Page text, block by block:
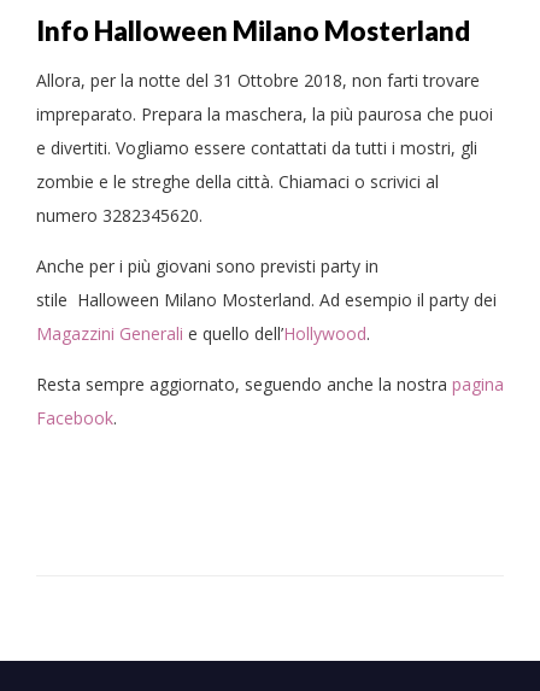
Info Halloween Milano Mosterland
Allora, per la notte del 31 Ottobre 2018, non farti trovare
impreparato. Prepara la maschera, la più paurosa che puoi
e divertiti. Vogliamo essere contattati da tutti i mostri, gli
zombie e le streghe della città. Chiamaci o scrivici al
numero 3282345620.
Anche per i più giovani sono previsti party in
stile Halloween Milano Mosterland. Ad esempio il party dei
Magazzini Generali e quello dell’Hollywood.
Resta sempre aggiornato, seguendo anche la nostra pagina
Facebook.